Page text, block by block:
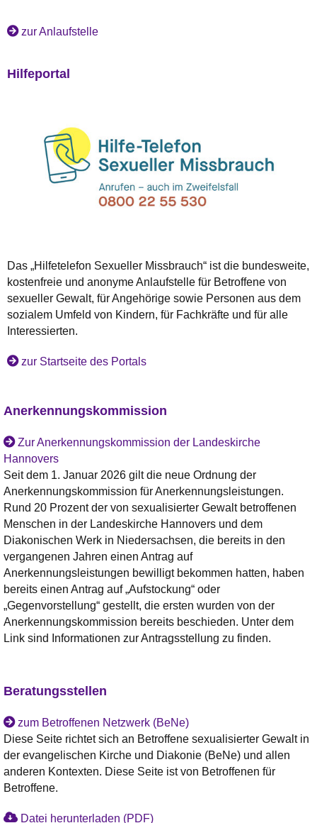
zur Anlaufstelle
Hilfeportal
Das „Hilfetelefon Sexueller Missbrauch“ ist die bundesweite,
kostenfreie und anonyme Anlaufstelle für Betroffene von
sexueller Gewalt, für Angehörige sowie Personen aus dem
sozialem Umfeld von Kindern, für Fachkräfte und für alle
Interessierten.
zur Startseite des Portals
Anerkennungskommission
Zur Anerkennungskommission der Landeskirche
Hannovers
Seit dem 1. Januar 2026 gilt die neue Ordnung der
Anerkennungskommission für Anerkennungsleistungen.
Rund 20 Prozent der von sexualisierter Gewalt betroffenen
Menschen in der Landeskirche Hannovers und dem
Diakonischen Werk in Niedersachsen, die bereits in den
vergangenen Jahren einen Antrag auf
Anerkennungsleistungen bewilligt bekommen hatten, haben
bereits einen Antrag auf „Aufstockung“ oder
„Gegenvorstellung“ gestellt, die ersten wurden von der
Anerkennungskommission bereits beschieden. Unter dem
Link sind Informationen zur Antragsstellung zu finden.
Beratungsstellen
zum Betroffenen Netzwerk (BeNe)
Diese Seite richtet sich an Betroffene sexualisierter Gewalt in
der evangelischen Kirche und Diakonie (BeNe) und allen
anderen Kontexten. Diese Seite ist von Betroffenen für
Betroffene.
Datei herunterladen (PDF)